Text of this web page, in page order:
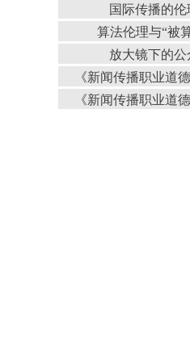
国际传播的
算法伦理与“被
放大镜下的公
《新闻传播职业道
《新闻传播职业道